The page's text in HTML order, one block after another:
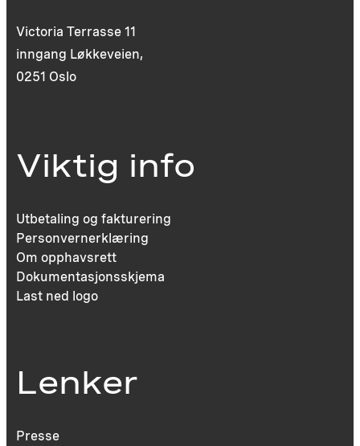
Victoria Terrasse 11
inngang Løkkeveien,
0251 Oslo
Viktig info
Utbetaling og fakturering
Personvernerklæring
Om opphavsrett
Dokumentasjonsskjema
Last ned logo
Lenker
Presse